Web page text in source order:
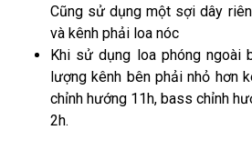
Cũng sử dụng một sợi dây
và kênh phải loa nóc
Khi sử dụng loa phóng ngoài
lượng kênh bên phải nhỏ hơn
chỉnh hướng 11h, bass chỉnh
2h.